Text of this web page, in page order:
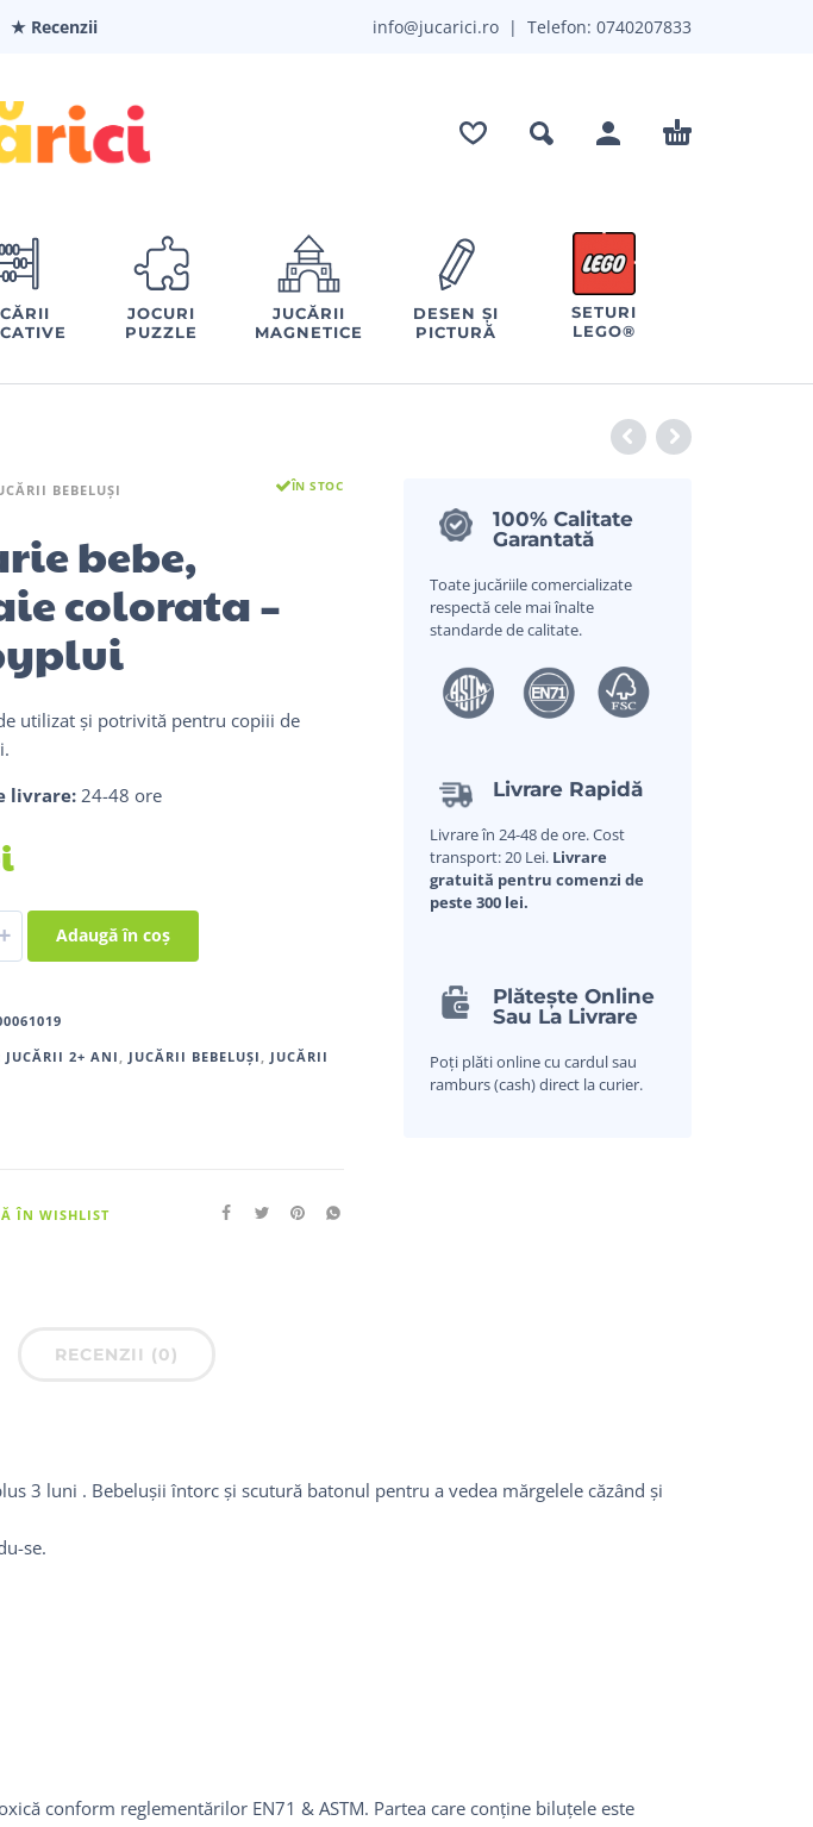
★ Recenzii info@jucarici.ro | Telefon: 0740207833
JOCURI
PUZZLE
JUCĂRII
MAGNETICE
DESEN ȘI
PICTURĂ
SETURI
LEGO®
BEBELUȘI ÎN STOC
bebe,
colorata –
utilizat și potrivită pentru copiii de
livrare:24-48 ore
+ Adaugă în coș
JUCĂRII 2+ ANI , JUCĂRII BEBELUȘI , JUCĂRII
ÎN WISHLIST
100% Calitate
Garantată
Toate jucăriile comercializate
respectă cele mai înalte
standarde de calitate.
Livrare Rapidă
Livrare în 24-48 de ore. Cost
transport: 20 Lei. Livrare
gratuită pentru comenzi de
peste 300 lei.
Plătește Online
Sau La Livrare
Poți plăti online cu cardul sau
ramburs (cash) direct la curier.
RECENZII (0)
3 luni . Bebelușii întorc și scutură batonul pentru a vedea mărgelele căzând și
se.
conform reglementărilor EN71 & ASTM. Partea care conține biluțele este